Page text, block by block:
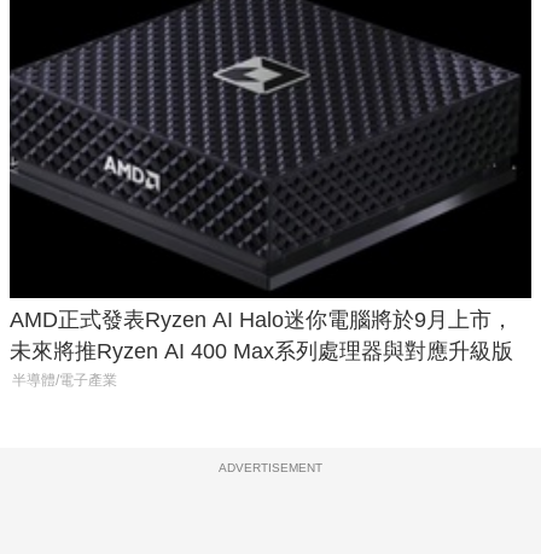
AMD正式發表Ryzen AI Halo迷你電腦將於9月上市，
未來將推Ryzen AI 400 Max系列處理器與對應升級版
半導體/電子產業
ADVERTISEMENT